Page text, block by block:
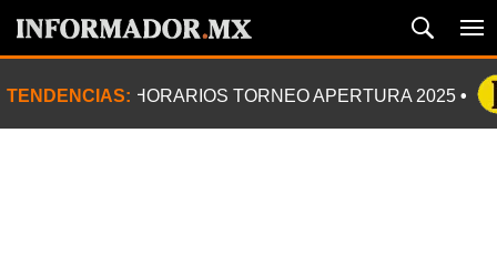
TENDENCIAS: HORARIOS TORNEO APERTURA 2025